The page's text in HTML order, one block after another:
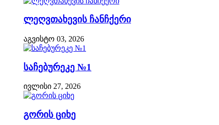
ლეღვთახევის ჩანჩქერი
აგვისტო 03, 2026
საჩებურეკე №1
ივლისი 27, 2026
გორის ციხე